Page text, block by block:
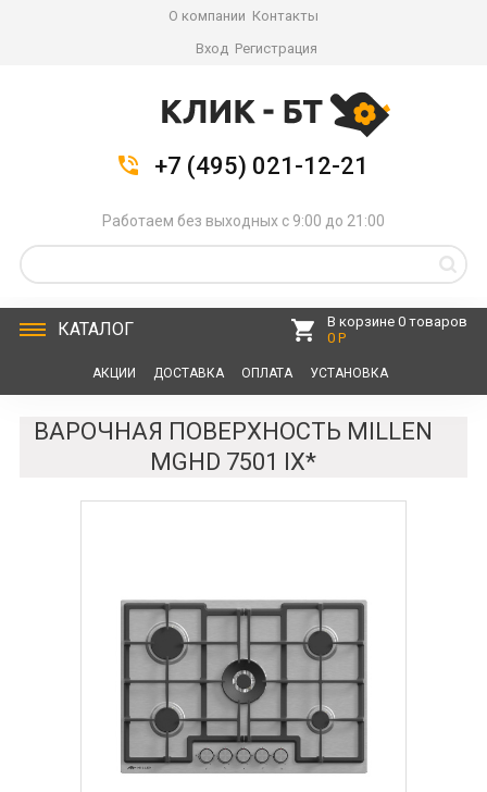
О компании Контакты
Вход Регистрация
+7 (495) 021-12-21
Работаем без выходных с 9:00 до 21:00
КАТАЛОГ
В корзине 0 товаров
0 Р
АКЦИИ ДОСТАВКА ОПЛАТА УСТАНОВКА
ВАРОЧНАЯ ПОВЕРХНОСТЬ MILLEN
MGHD 7501 IX*